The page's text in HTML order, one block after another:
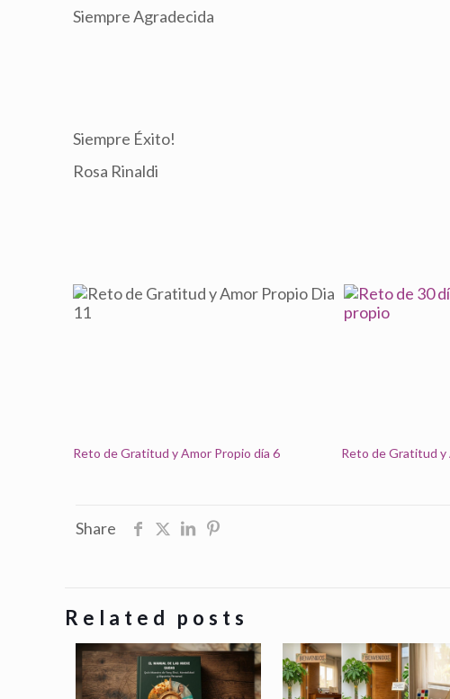
Siempre Agradecida
Siempre Éxito!
Rosa Rinaldi
Reto de Gratitud y Amor Propio día 6 Reto de Gratitud y
Share
Related posts